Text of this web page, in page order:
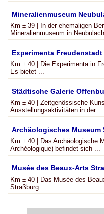
Mineralienmuseum
Km ± 39 | In der ehemaligen
Mineralienmuseum in
Experimenta Freudenstadt
Km ± 40 | Die Experimenta in
Es bietet ...
Städtische Galerie
Km ± 40 | Zeitgenössische
Ausstellungsaktivitäten in der ...
Archäologisches Museum
Km ± 40 | Das Archäologische
Archéologique) befindet sich ...
Musée des Beaux-Arts
Km ± 40 | Das Musée des
Straßburg ...